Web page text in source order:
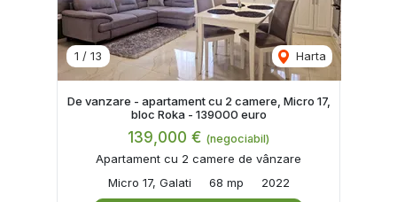
1 / 13 Harta
De vanzare - apartament cu 2 camere, Micro 17,
bloc Roka - 139000 euro
139,000 € (negociabil)
Apartament cu 2 camere de vânzare
Micro 17, Galati
68 mp 2022